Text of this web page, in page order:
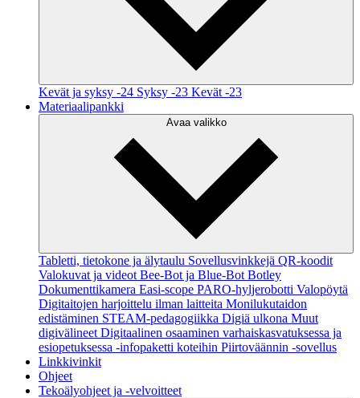
Kevät ja syksy -24 Syksy -23 Kevät -23
Materiaalipankki
Avaa valikko
Tabletti, tietokone ja älytaulu Sovellusvinkkejä QR-koodit
Valokuvat ja videot Bee-Bot ja Blue-Bot Botley
Dokumenttikamera Easi-scope PARO-hyljerobotti Valopöytä
Digitaitojen harjoittelu ilman laitteita Monilukutaidon
edistäminen STEAM-pedagogiikka Digiä ulkona Muut
digivälineet Digitaalinen osaaminen varhaiskasvatuksessa ja
esiopetuksessa -infopaketti koteihin Piirtoväännin -sovellus
Linkkivinkit
Ohjeet
Tekoälyohjeet ja -velvoitteet